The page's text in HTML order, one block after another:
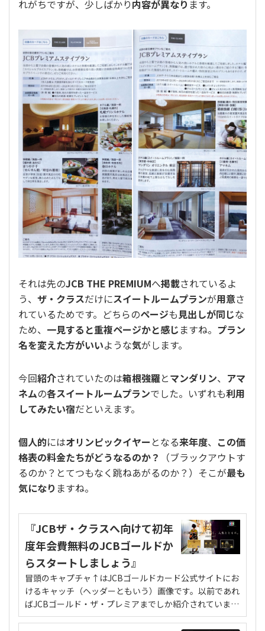
れがちですが、少しばかり内容が異なり ます。
それは先のJCB THE PREMIUMへ掲載されているよ
う、 ザ・クラスだけにスイートルームプランが用意さ
れているためです。どちらのページも 見出しが同じな
ため、 一見すると重複ページかと感じ ますね。 プラン
名を変えた方がいいような気がします。
今回紹介されていたのは箱根強羅とマンダリン、 アマ
ネムの各スイートルームプランでした。いずれも利用
してみたい宿だといえます。
個人的にはオリンピックイヤー となる来年度、 この価
格表の料金たちがどうなるのか？
（ブラックアウトす
るのか？とてつもなく跳ねあがるのか？）そこが最も
気になり ますね。